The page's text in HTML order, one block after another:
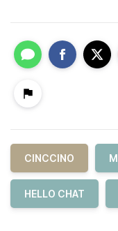
CINCCINO
HELLO CHAT